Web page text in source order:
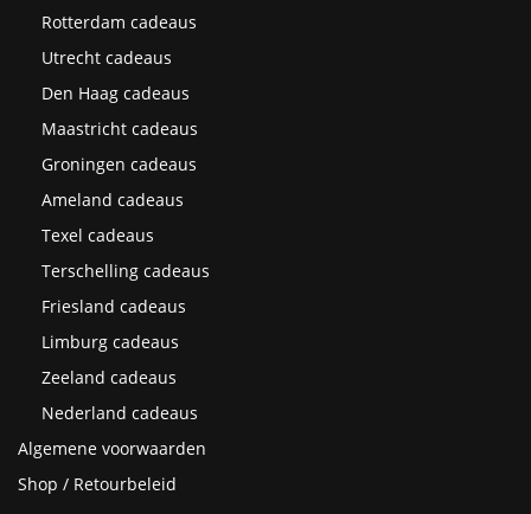
Rotterdam cadeaus
Utrecht cadeaus
Den Haag cadeaus
Maastricht cadeaus
Groningen cadeaus
Ameland cadeaus
Texel cadeaus
Terschelling cadeaus
Friesland cadeaus
Limburg cadeaus
Zeeland cadeaus
Nederland cadeaus
Algemene voorwaarden
Shop / Retourbeleid